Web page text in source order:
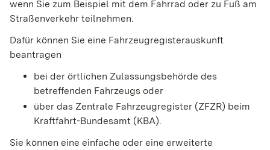
wenn Sie zum Beispiel mit dem Fahrrad oder zu Fuß am
Straßenverkehr teilnehmen.
Dafür können Sie eine Fahrzeugregisterauskunft
beantragen
bei der örtlichen Zulassungsbehörde des
betreffenden Fahrzeugs oder
über das Zentrale Fahrzeugregister (ZFZR) beim
Kraftfahrt-Bundesamt (KBA).
Sie können eine einfache oder eine erweiterte